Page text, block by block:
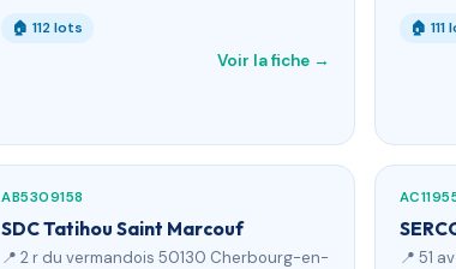
🏠 112 lots
Voir la fiche →
🏠 111
AB5309158
SDC Tatihou Saint Marcouf
📍 2 r du vermandois 50130 Cherbourg-en-
📍 51